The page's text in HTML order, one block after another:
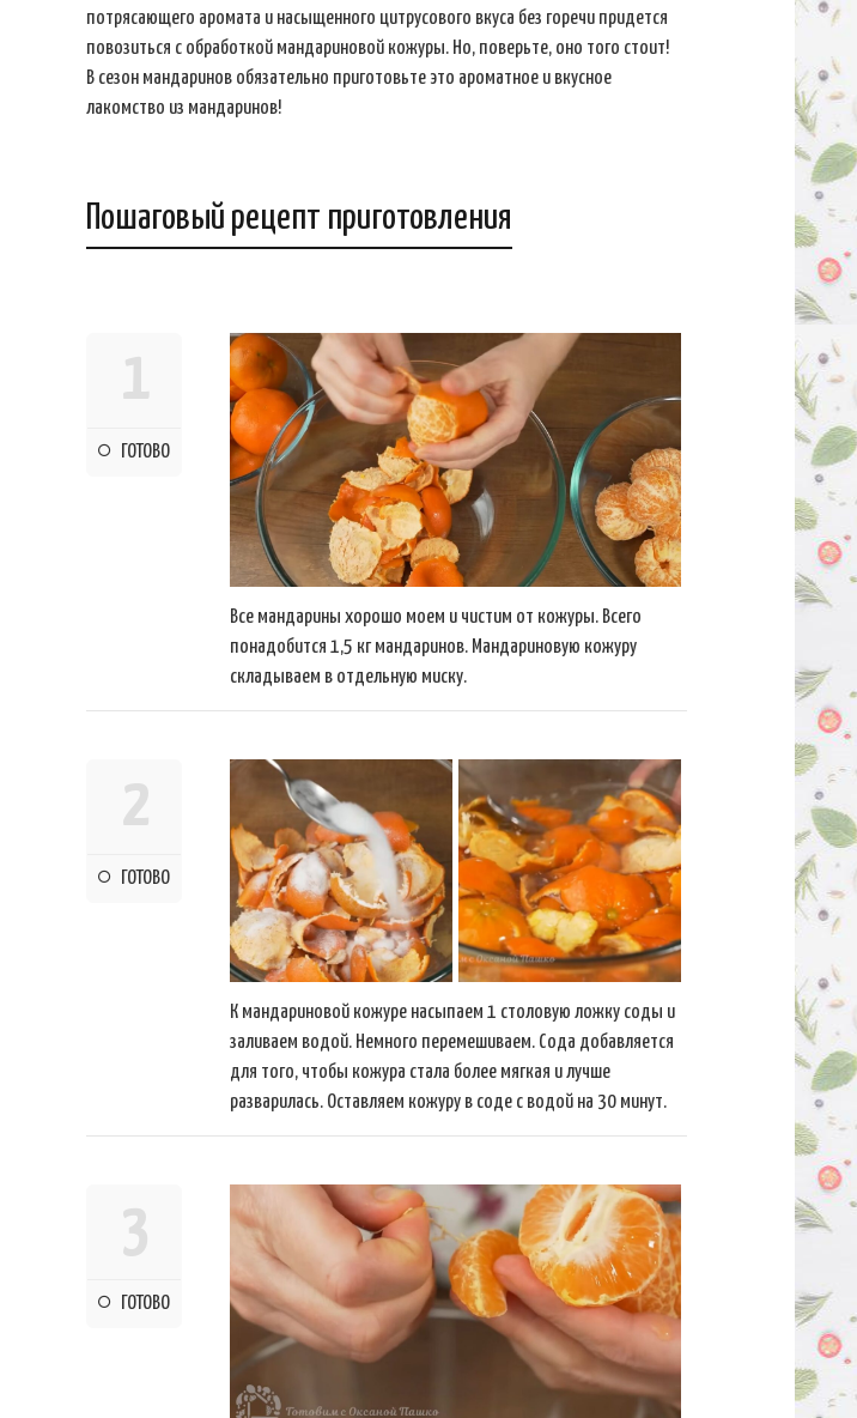
потрясающего аромата и насыщенного цитрусового вкуса без горечи придется
повозиться с обработкой мандариновой кожуры. Но, поверьте, оно того стоит!
В сезон мандаринов обязательно приготовьте это ароматное и вкусное
лакомство из мандаринов!
Пошаговый рецепт приготовления
1
ГОТОВО
Все мандарины хорошо моем и чистим от кожуры. Всего
понадобится 1,5 кг мандаринов. Мандариновую кожуру
складываем в отдельную миску.
2
ГОТОВО
К мандариновой кожуре насыпаем 1 столовую ложку соды и
заливаем водой. Немного перемешиваем. Сода добавляется
для того, чтобы кожура стала более мягкая и лучше
разварилась. Оставляем кожуру в соде с водой на 30 минут.
3
ГОТОВО